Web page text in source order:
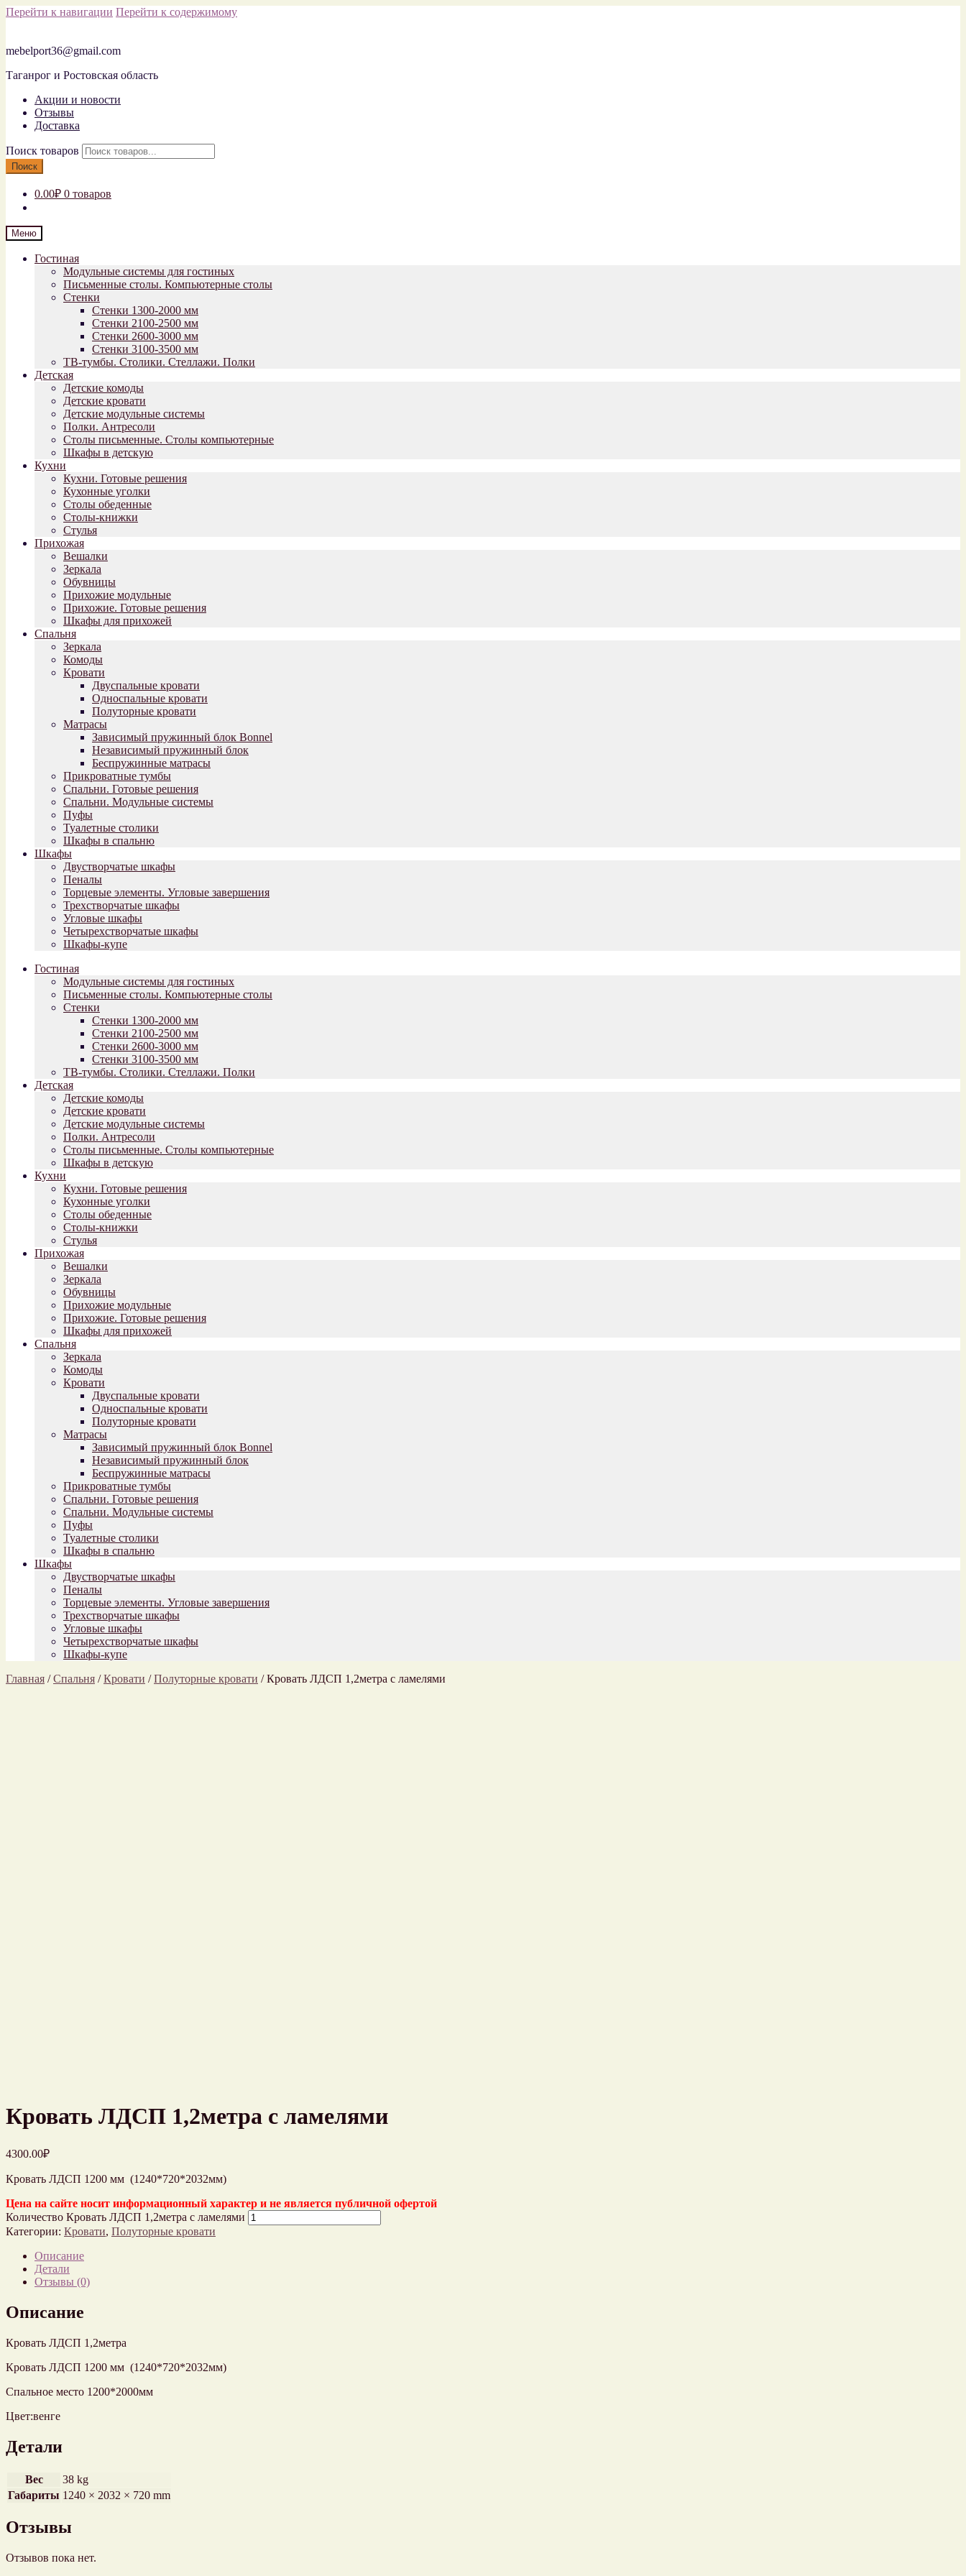
Перейти к навигации Перейти к содержимому
mebelport36@gmail.com
Таганрог и Ростовская область
Акции и новости
Отзывы
Доставка
Поиск товаров
Поиск
0.00₽ 0 товаров
Меню
Гостиная
Модульные системы для гостиных
Письменные столы. Компьютерные столы
Стенки
Стенки 1300-2000 мм
Стенки 2100-2500 мм
Стенки 2600-3000 мм
Стенки 3100-3500 мм
ТВ-тумбы. Столики. Стеллажи. Полки
Детская
Детские комоды
Детские кровати
Детские модульные системы
Полки. Антресоли
Столы письменные. Столы компьютерные
Шкафы в детскую
Кухни
Кухни. Готовые решения
Кухонные уголки
Столы обеденные
Столы-книжки
Стулья
Прихожая
Вешалки
Зеркала
Обувницы
Прихожие модульные
Прихожие. Готовые решения
Шкафы для прихожей
Спальня
Зеркала
Комоды
Кровати
Двуспальные кровати
Односпальные кровати
Полуторные кровати
Матрасы
Зависимый пружинный блок Bonnel
Независимый пружинный блок
Беспружинные матрасы
Прикроватные тумбы
Спальни. Готовые решения
Спальни. Модульные системы
Пуфы
Туалетные столики
Шкафы в спальню
Шкафы
Двустворчатые шкафы
Пеналы
Торцевые элементы. Угловые завершения
Трехстворчатые шкафы
Угловые шкафы
Четырехстворчатые шкафы
Шкафы-купе
Гостиная
Модульные системы для гостиных
Письменные столы. Компьютерные столы
Стенки
Стенки 1300-2000 мм
Стенки 2100-2500 мм
Стенки 2600-3000 мм
Стенки 3100-3500 мм
ТВ-тумбы. Столики. Стеллажи. Полки
Детская
Детские комоды
Детские кровати
Детские модульные системы
Полки. Антресоли
Столы письменные. Столы компьютерные
Шкафы в детскую
Кухни
Кухни. Готовые решения
Кухонные уголки
Столы обеденные
Столы-книжки
Стулья
Прихожая
Вешалки
Зеркала
Обувницы
Прихожие модульные
Прихожие. Готовые решения
Шкафы для прихожей
Спальня
Зеркала
Комоды
Кровати
Двуспальные кровати
Односпальные кровати
Полуторные кровати
Матрасы
Зависимый пружинный блок Bonnel
Независимый пружинный блок
Беспружинные матрасы
Прикроватные тумбы
Спальни. Готовые решения
Спальни. Модульные системы
Пуфы
Туалетные столики
Шкафы в спальню
Шкафы
Двустворчатые шкафы
Пеналы
Торцевые элементы. Угловые завершения
Трехстворчатые шкафы
Угловые шкафы
Четырехстворчатые шкафы
Шкафы-купе
Главная /Спальня /Кровати /Полуторные кровати /Кровать ЛДСП 1,2метра с ламелями
Кровать ЛДСП 1,2метра с ламелями
4300.00₽
Кровать ЛДСП 1200 мм (1240*720*2032мм)
Цена на сайте носит информационный характер и не является публичной офертой
Количество Кровать ЛДСП 1,2метра с ламелями
Категории: Кровати, Полуторные кровати
Описание
Детали
Отзывы (0)
Описание
Кровать ЛДСП 1,2метра
Кровать ЛДСП 1200 мм (1240*720*2032мм)
Спальное место 1200*2000мм
Цвет:венге
Детали
Вес
38 kg
Габариты 1240 × 2032 × 720 mm
Отзывы
Отзывов пока нет.